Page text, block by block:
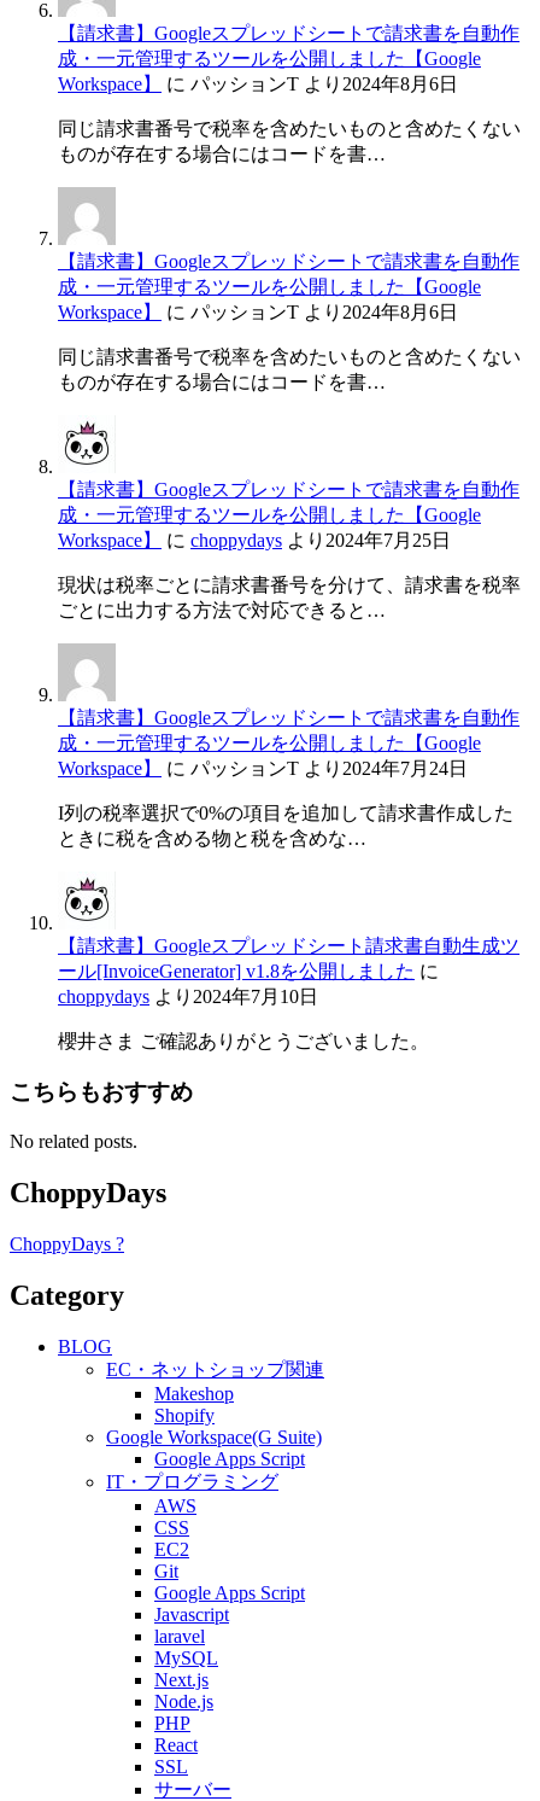
【請求書】Googleスプレッドシートで請求書を自動作
成・一元管理するツールを公開しました【Google
Workspace】
に パッションT より 2024年8月6日
同じ請求書番号で税率を含めたいものと含めたくない
ものが存在する場合にはコードを書…
【請求書】Googleスプレッドシートで請求書を自動作
成・一元管理するツールを公開しました【Google
Workspace】
に パッションT より 2024年8月6日
同じ請求書番号で税率を含めたいものと含めたくない
ものが存在する場合にはコードを書…
【請求書】Googleスプレッドシートで請求書を自動作
成・一元管理するツールを公開しました【Google
Workspace】
に choppydays より 2024年7月25日
現状は税率ごとに請求書番号を分けて、請求書を税率
ごとに出力する方法で対応できると…
【請求書】Googleスプレッドシートで請求書を自動作
成・一元管理するツールを公開しました【Google
Workspace】
に パッションT より 2024年7月24日
I列の税率選択で0%の項目を追加して請求書作成した
ときに税を含める物と税を含めな…
【請求書】Googleスプレッドシート請求書自動生成ツ
ール[InvoiceGenerator] v1.8を公開しました に
choppydays より 2024年7月10日
櫻井さま ご確認ありがとうございました。
こちらもおすすめ
No related posts.
ChoppyDays
ChoppyDays ?
Category
BLOG
EC・ネットショップ関連
Makeshop
Shopify
Google Workspace(G Suite)
Google Apps Script
IT・プログラミング
AWS
CSS
EC2
Git
Google Apps Script
Javascript
laravel
MySQL
Next.js
Node.js
PHP
React
SSL
サーバー